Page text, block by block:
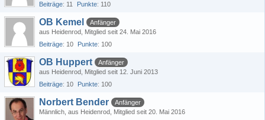
Beiträge 11 Punkte 110
OB Kemel
Anfänger
aus Heidenrod Mitglied seit 24. Mai 2016
Beiträge 10 Punkte 100
OB Huppert
Anfänger
aus Heidenrod Mitglied seit 12. Juni 2013
Beiträge 10 Punkte 100
Norbert Bender
Anfänger
Männlich aus Heidenrod Mitglied seit 20. Mai 2016